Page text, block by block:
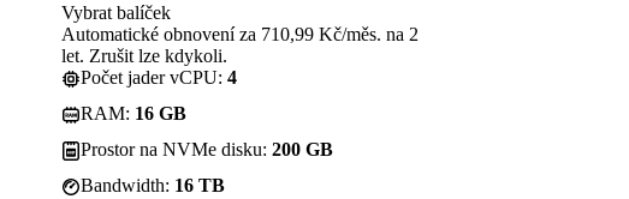
Vybrat balíček
Automatické obnovení za 710,99 Kč/měs. na 2
let. Zrušit lze kdykoli.
Počet jader vCPU: 4
RAM: 16 GB
Prostor na NVMe disku: 200 GB
Bandwidth: 16 TB